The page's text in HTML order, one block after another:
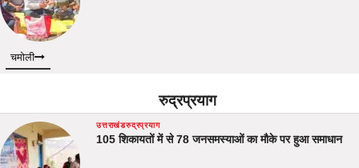
चमोली
रुद्रप्रयाग
उत्तराखंडरुद्रप्रयाग
105 शिकायतों में से 78 जनसमस्याओं का मौके पर हुआ समाधान